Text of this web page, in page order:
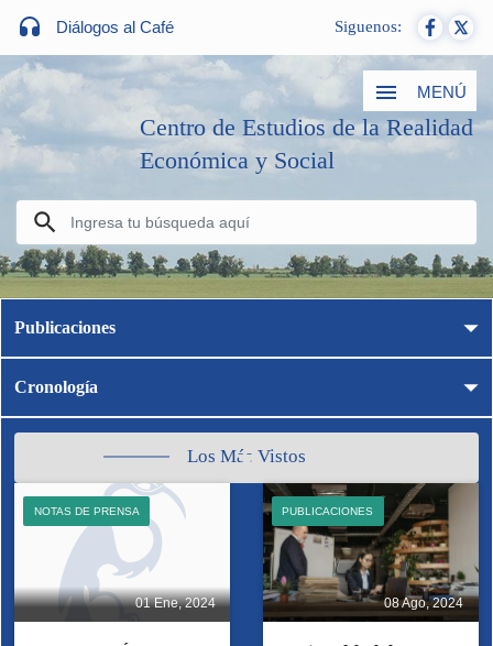
Diálogos al Café Siguenos:
MENÚ
Centro de Estudios de la Realidad
Económica y Social
Publicaciones
Cronología
Los Más Vistos
01 Ene, 2024
NOTAS DE PRENSA
08 Ago, 2024
PUBLICACIONES